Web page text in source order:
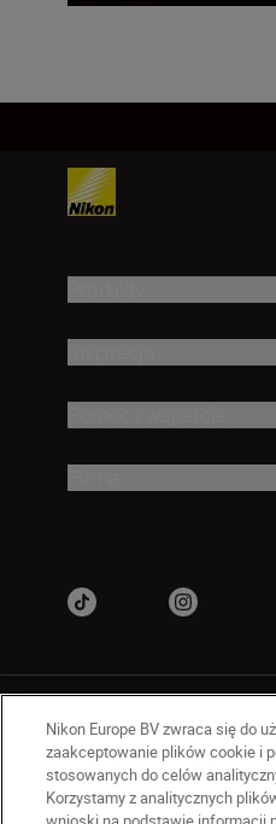
PL Nikon Sites
Nikon Europe BV zwraca się do
zaakceptowanie plików cookie i
stosowanych do celów
Korzystamy z analitycznych